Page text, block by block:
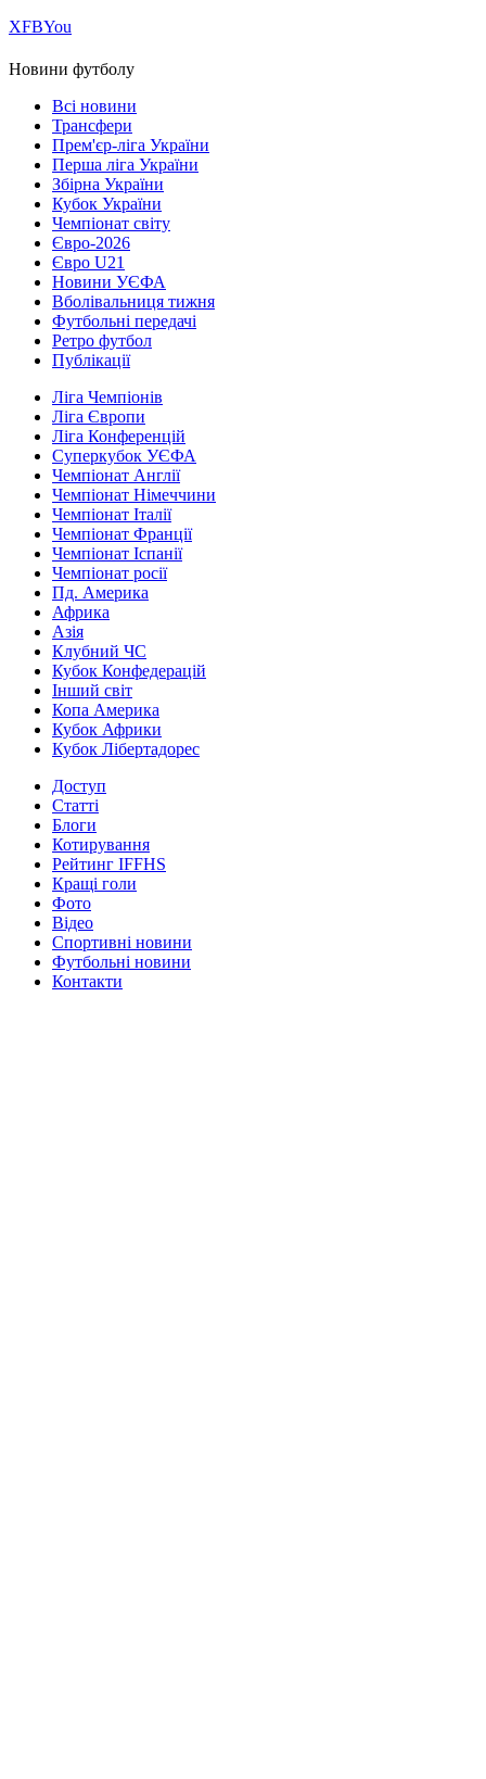
ХFBYou
Новини футболу
Всі новини
Трансфери
Прем'єр-ліга України
Перша ліга України
Збірна України
Кубок України
Чемпіонат світу
Євро-2026
Євро U21
Новини УЄФА
Вболівальниця тижня
Футбольні передачі
Ретро футбол
Публікації
Ліга Чемпіонів
Ліга Європи
Ліга Конференцій
Суперкубок УЄФА
Чемпіонат Англії
Чемпіонат Німеччини
Чемпіонат Італії
Чемпіонат Франції
Чемпіонат Іспанії
Чемпіонат росії
Пд. Америка
Африка
Азія
Клубний ЧС
Кубок Конфедерацій
Інший світ
Копа Америка
Кубок Африки
Кубок Лібертадорес
Доступ
Статті
Блоги
Котирування
Рейтинг IFFHS
Кращі голи
Фото
Відео
Спортивні новини
Футбольні новини
Контакти